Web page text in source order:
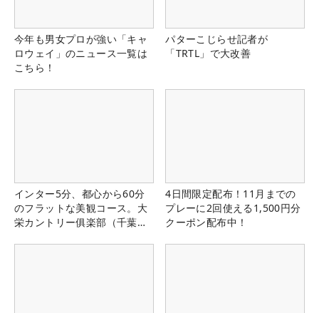
今年も男女プロが強い「キャ
ロウェイ」のニュース一覧は
こちら！
パターこじらせ記者が
「TRTL」で大改善
インター5分、都心から60分
のフラットな美観コース。大
栄カントリー俱楽部（千葉
4日間限定配布！11月までの
プレーに2回使える1,500円分
クーポン配布中！